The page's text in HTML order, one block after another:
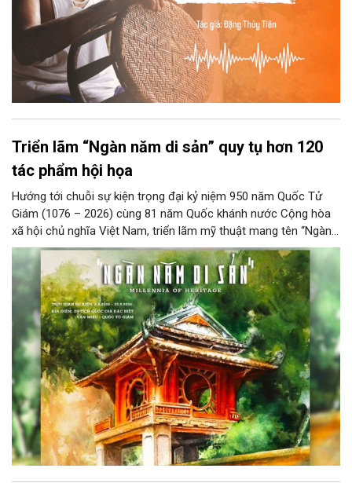
Triển lãm “Ngàn năm di sản” quy tụ hơn 120
tác phẩm hội họa
Hướng tới chuỗi sự kiện trọng đại kỷ niệm 950 năm Quốc Tử
Giám (1076 – 2026) cùng 81 năm Quốc khánh nước Cộng hòa
xã hội chủ nghĩa Việt Nam, triển lãm mỹ thuật mang tên “Ngàn
năm di sản” sẽ chính thức khai mạc vào ngày 8/8 tại Nhà Thái
Học, Di tích Quốc gia đặc biệt Văn Miếu – Quốc Tử Giám. Sự
kiện kéo dài đến ngày 25/9/2026 hứa hẹn trở thành điểm đến
văn hóa đầy sức hút, góp phần làm phong phú đời sống nghệ
thuật của Thủ đô trong mùa thu này.